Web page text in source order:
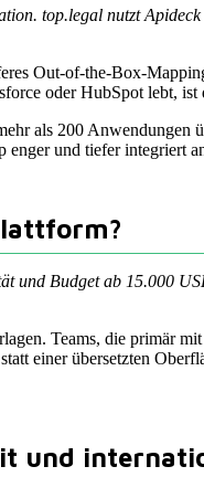
top.legal nutzt
Out-of-the-Box-
oder HubSpot lebt,
als 200
enger und tiefer integriert
und Budget ab 15.000
Teams, die primär
einer übersetzten
und